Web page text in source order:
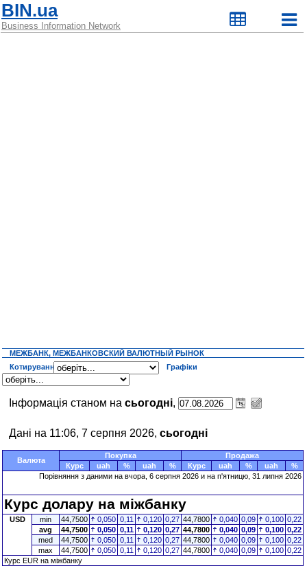
BIN.ua
Business Information Network
МЕЖБАНК, МЕЖБАНКОВСКИЙ ВАЛЮТНЫЙ РЫНОК
Котирування
Графіки
Інформація станом на сьогодні,
Дані на 11:06, 7 серпня 2026, сьогодні
Валюта
Покупка
Продажа
Курс
uah % uah % Курс uah % uah
%
Порівняння з даними на вчора , 6 серпня 2026 и на п'ятницю, 31 липня 2026
Курс долару на міжбанку
USD min 44,7500 0,050 0,11 0,120 0,27 44,7800 0,040 0,09 0,100 0,22
avg
44,7500 0,050 0,11 0,120 0,27 44,7800 0,040 0,09 0,100 0,22
med
44,7500 0,050 0,11 0,120 0,27 44,7800 0,040 0,09 0,100 0,22
max
44,7500 0,050 0,11 0,120 0,27 44,7800 0,040 0,09 0,100 0,22
Курс EUR на міжбанку